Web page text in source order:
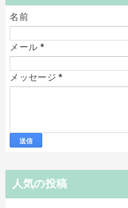
名前
メール *
メッセージ*
人気の投稿